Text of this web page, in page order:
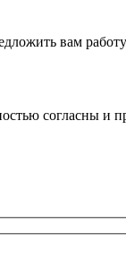
вам работу
согласны и